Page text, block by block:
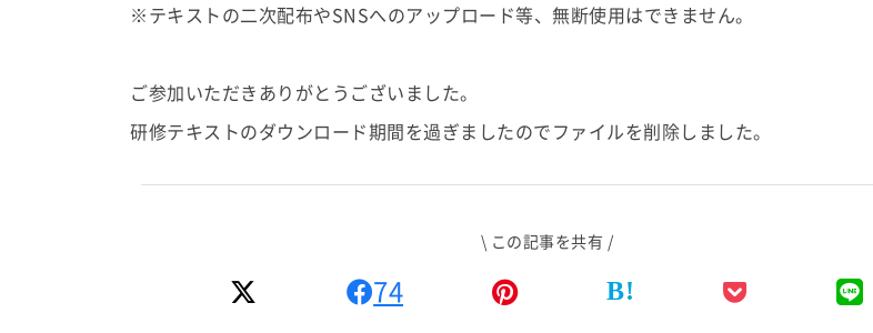
※テキストの二次配布やSNSへのアップロード等、無断使用はできません。
ご参加いただきありがとうございました。
研修テキストのダウンロード期間を過ぎましたのでファイルを削除しました。
\ この記事を共有 /
74 B!